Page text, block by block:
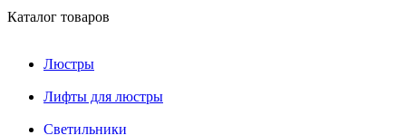
Каталог товаров
Люстры
Лифты для люстры
Светильники